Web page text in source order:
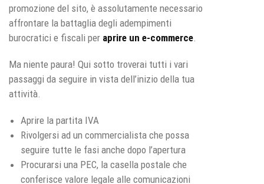
promozione del sito, è assolutamente necessario
affrontare la battaglia degli adempimenti
burocratici e fiscali per aprire un e-commerce
Ma niente paura! Qui sotto troverai tutti i vari
passaggi da seguire in vista dell’inizio della tua
attività.
Aprire la partita IVA
Rivolgersi ad un commercialista che possa
seguire tutte le fasi anche dopo l’apertura
Procurarsi una PEC, la casella postale che
conferisce valore legale alle comunicazioni